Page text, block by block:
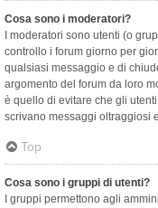
Cosa sono i moderatori?
I moderatori sono utenti (o
controllo i forum giorno per
qualsiasi messaggio e di
argomento del forum da loro
è quello di evitare che gli
scrivano messaggi oltraggiosi
Top
Cosa sono i gruppi di utenti?
I gruppi permettono agli